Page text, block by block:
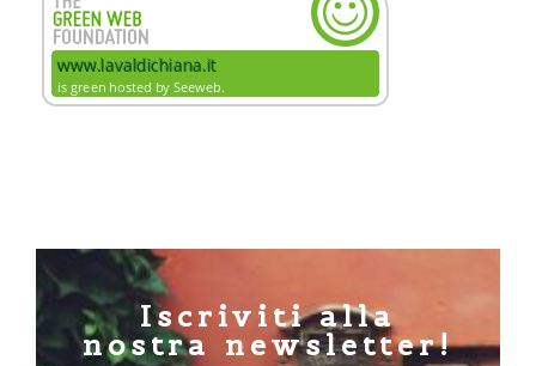
Iscriviti alla
nostra newsletter!